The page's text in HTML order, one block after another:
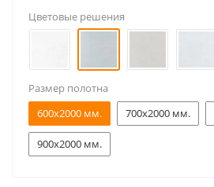
Цветовые решения
Размер полотна
600x2000 мм.
700x2000 мм.
900x2000 мм.